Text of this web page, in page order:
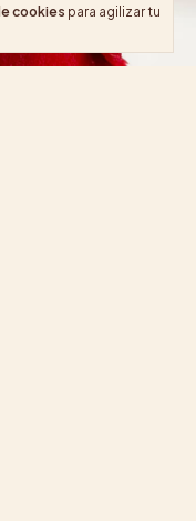
cookies para agilizar tu